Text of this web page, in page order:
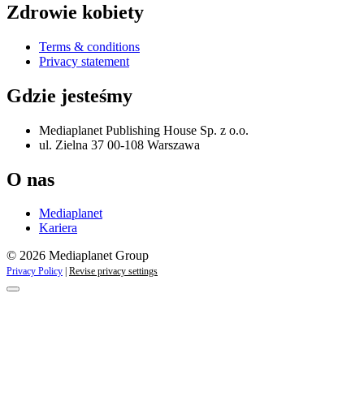
Zdrowie kobiety
Terms & conditions
Privacy statement
Gdzie jesteśmy
Mediaplanet Publishing House Sp. z o.o.
ul. Zielna 37 00-108 Warszawa
O nas
Mediaplanet
Kariera
© 2026 Mediaplanet Group
Privacy Policy Revise privacy settings